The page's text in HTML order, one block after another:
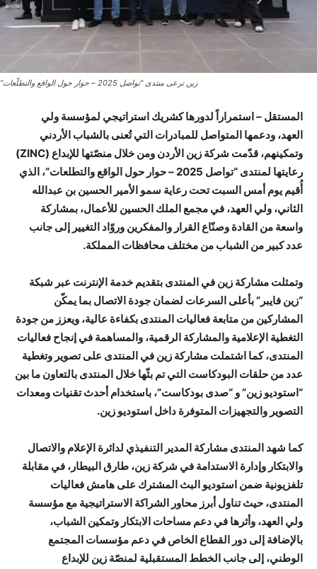
زين ترعى منتدى "تواصل 2025 – حوار حول الواقع والتطلّعات"
المستقل – استمراراً لدورها كشريك استراتيجي لمؤسسة ولي
العهد، ودعمها المتواصل للمبادرات التي تُعنى بالشباب الأردني
وتمكينهم، قدّمت شركة زين الأردن ومن خلال منصّتها للإبداع (ZINC)
رعايتها لمنتدى “تواصل 2025 – حوار حول الواقع والتطلعات”، الذي
أُقيم يوم أمس السبت تحت رعاية سمو الأمير الحسين بن عبدالله
الثاني، ولي العهد، في مجمع الملك الحسين للأعمال، بمشاركة
واسعة من القادة وصنّاع القرار والمفكرين وروّاد التغيير إلى جانب
عدد كبير من الشباب من مختلف محافظات المملكة.
وتمثلت مشاركة زين في المنتدى بتقديم خدمة الإنترنت عبر شبكة
“زين فايبر” بأعلى السرعات لضمان جودة الاتصال بما يمكّن
المشاركين من متابعة فعاليات المنتدى بكفاءة عالية، ويعزز من جودة
التغطية الإعلامية والمشاركة الرقمية، والمساهمة في إنجاح فعاليات
المنتدى، كما اشتملت مشاركة زين في المنتدى على تصوير وتغطية
عدد من حلقات البودكاست التي تم بثّها خلال المنتدى بالتعاون ما بين
“استوديو زين” و “صدى بودكاست”، باستخدام أحدث تقنيات ومعدات
التصوير والتجهيزات المتوفرة داخل استوديو زين.
كما شهد المنتدى مشاركة المدير التنفيذي لدائرة الإعلام والاتصال
والابتكار وإدارة الاستدامة في شركة زين، طارق البيطار، في مقابلة
تلفزيونية ضمن استوديو البث المشترك على هامش فعاليات
المنتدى، حيث تناول أبرز محاور الشراكة الاستراتيجية مع مؤسسة
ولي العهد، وأثرها في دعم مساحات الابتكار وتمكين الشباب،
بالإضافة إلى دور القطاع الخاص في دعم مؤسسات المجتمع
الوطني، إلى جانب الخطط المستقبلية لمنصّة زين للإبداع